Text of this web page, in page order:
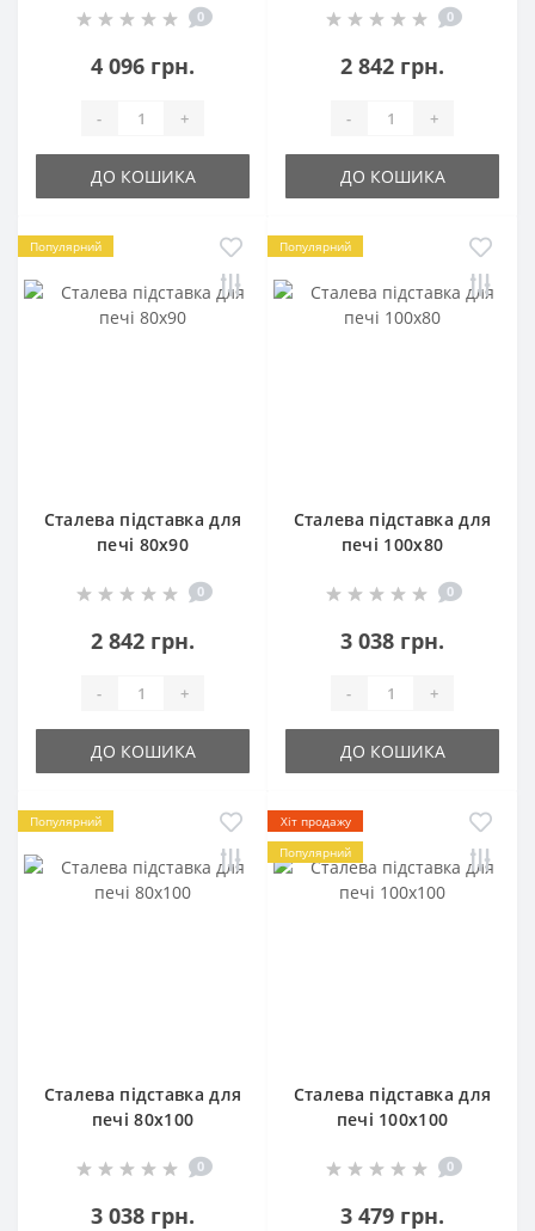
0
4 096 грн.
- +
ДО КОШИКА
0
2 842 грн.
- +
ДО КОШИКА
Популярний
Сталева підставка для
печі 80х90
0
2 842 грн.
- +
ДО КОШИКА
Популярний
Сталева підставка для
печі 100х80
0
3 038 грн.
- +
ДО КОШИКА
Популярний
Сталева підставка для
печі 80х100
0
3 038 грн.
Хіт продажу
Популярний
Сталева підставка для
печі 100х100
0
3 479 грн.